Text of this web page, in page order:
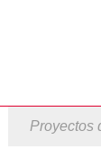
Proyectos